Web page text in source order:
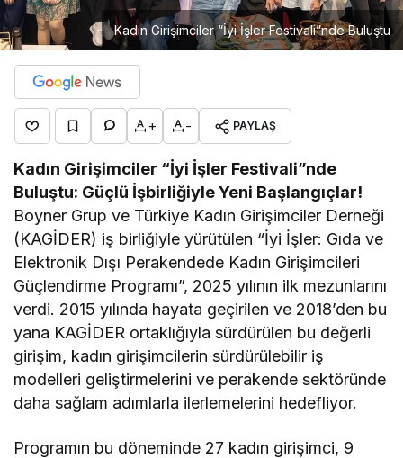
Kadın Girişimciler “İyi İşler Festivali”nde Buluştu
+ - PAYLAŞ
Kadın Girişimciler “İyi İşler Festivali”nde
Buluştu: Güçlü İşbirliğiyle Yeni Başlangıçlar!
Boyner Grup ve Türkiye Kadın Girişimciler Derneği
(KAGİDER) iş birliğiyle yürütülen “İyi İşler: Gıda ve
Elektronik Dışı Perakendede Kadın Girişimcileri
Güçlendirme Programı”, 2025 yılının ilk mezunlarını
verdi. 2015 yılında hayata geçirilen ve 2018’den bu
yana KAGİDER ortaklığıyla sürdürülen bu değerli
girişim, kadın girişimcilerin sürdürülebilir iş
modelleri geliştirmelerini ve perakende sektöründe
daha sağlam adımlarla ilerlemelerini hedefliyor.
Programın bu döneminde 27 kadın girişimci, 9